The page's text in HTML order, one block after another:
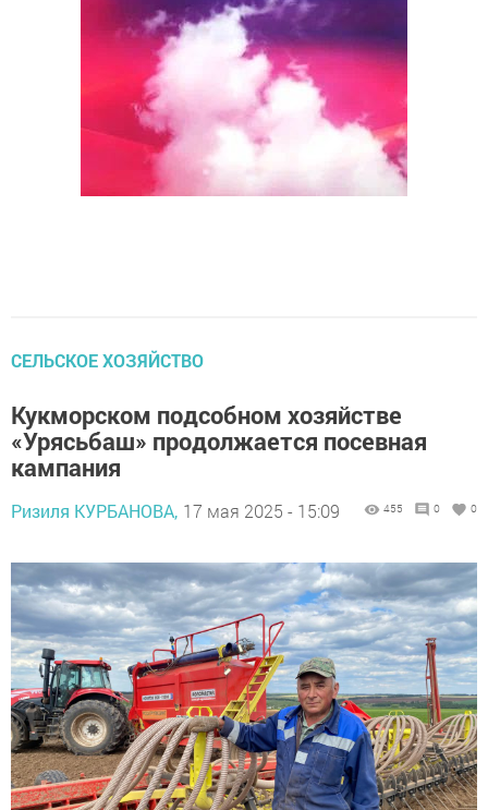
СЕЛЬСКОЕ ХОЗЯЙСТВО
Кукморском подсобном хозяйстве
«Урясьбаш» продолжается посевная
кампания
Ризиля КУРБАНОВА, 17 мая 2025 - 15:09 455 0 0